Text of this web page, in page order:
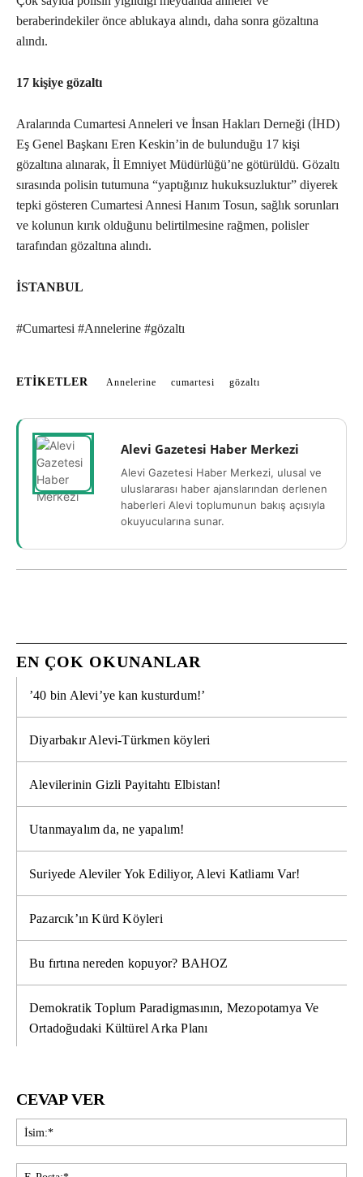
beraberindekiler önce ablukaya alındı, daha sonra gözaltına
alındı.
17 kişiye gözaltı
Aralarında Cumartesi Anneleri ve İnsan Hakları Derneği (İHD)
Eş Genel Başkanı Eren Keskin’in de bulunduğu 17 kişi
gözaltına alınarak, İl Emniyet Müdürlüğü’ne götürüldü. Gözaltı
sırasında polisin tutumuna “yaptığınız hukuksuzluktur” diyerek
tepki gösteren Cumartesi Annesi Hanım Tosun, sağlık sorunları
ve kolunun kırık olduğunu belirtilmesine rağmen, polisler
tarafından gözaltına alındı.
İSTANBUL
#Cumartesi #Annelerine #gözaltı
ETIKETLER Annelerine cumartesi gözaltı
Alevi Gazetesi Haber Merkezi
Alevi Gazetesi Haber Merkezi, ulusal ve
uluslararası haber ajanslarından derlenen
haberleri Alevi toplumunun bakış açısıyla
okuyucularına sunar.
EN ÇOK OKUNANLAR
’40 bin Alevi’ye kan kusturdum!’
Diyarbakır Alevi-Türkmen köyleri
Alevilerinin Gizli Payitahtı Elbistan!
Utanmayalım da, ne yapalım!
Suriyede Aleviler Yok Ediliyor, Alevi Katliamı Var!
Pazarcık’ın Kürd Köyleri
Bu fırtına nereden kopuyor? BAHOZ
Demokratik Toplum Paradigmasının, Mezopotamya Ve
Ortadoğudaki Kültürel Arka Planı
CEVAP VER